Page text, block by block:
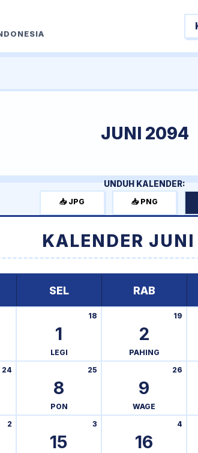
JUNI 2094
UNDUH KALENDER:
📥 JPG 📥 PNG
KALENDER
SEL RAB
1
18
LEGI
2
19
PAHING
24
8
25
PON
9
26
WAGE
2
15
3
16
4